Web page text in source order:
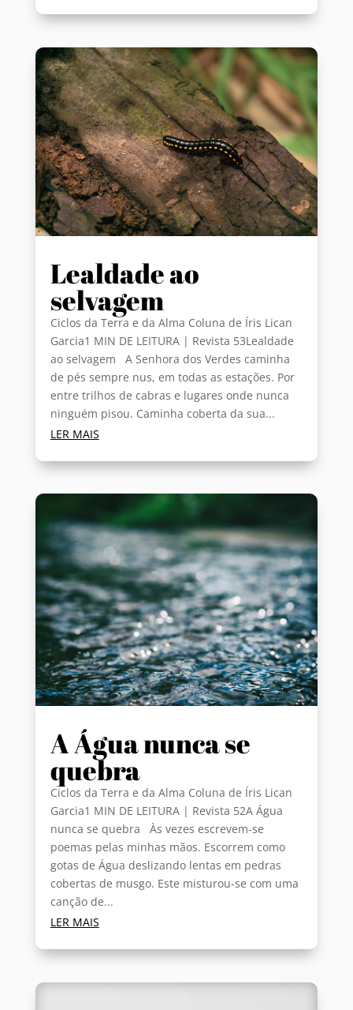
Lealdade ao
selvagem
Ciclos da Terra e da Alma Coluna de Íris Lican
Garcia1 MIN DE LEITURA | Revista 53Lealdade
ao selvagem A Senhora dos Verdes caminha
de pés sempre nus, em todas as estações. Por
entre trilhos de cabras e lugares onde nunca
ninguém pisou. Caminha coberta da sua...
LER MAIS
A Água nunca se
quebra
Ciclos da Terra e da Alma Coluna de Íris Lican
Garcia1 MIN DE LEITURA | Revista 52A Água
nunca se quebra Às vezes escrevem-se
poemas pelas minhas mãos. Escorrem como
gotas de Água deslizando lentas em pedras
cobertas de musgo. Este misturou-se com uma
canção de...
LER MAIS